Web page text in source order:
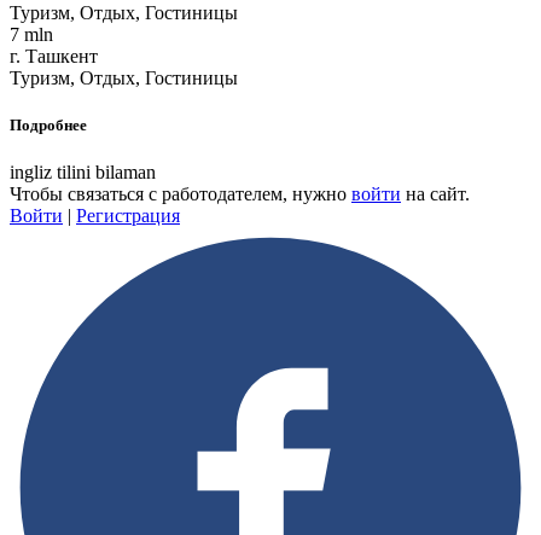
Туризм, Отдых, Гостиницы
7 mln
г. Ташкент
Туризм, Отдых, Гостиницы
Подробнее
ingliz tilini bilaman
Чтобы связаться с работодателем, нужно войти на сайт.
Войти | Регистрация